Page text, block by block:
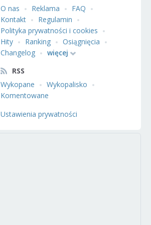
O nas
Reklama
FAQ
Kontakt
Regulamin
Polityka prywatności i cookies
Hity
Ranking
Osiągnięcia
Changelog
więcej
RSS
Wykopane
Wykopalisko
Komentowane
Ustawienia prywatności